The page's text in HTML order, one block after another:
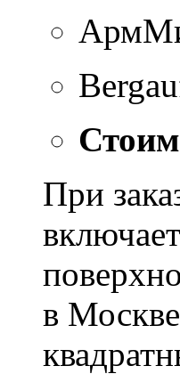
При
в